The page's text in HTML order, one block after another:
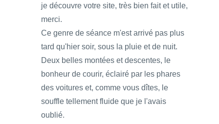
je découvre votre site, très bien fait et utile,
merci.
Ce genre de séance m'est arrivé pas plus
tard qu'hier soir, sous la pluie et de nuit.
Deux belles montées et descentes, le
bonheur de courir, éclairé par les phares
des voitures et, comme vous dîtes, le
souffle tellement fluide que je l'avais
oublié.